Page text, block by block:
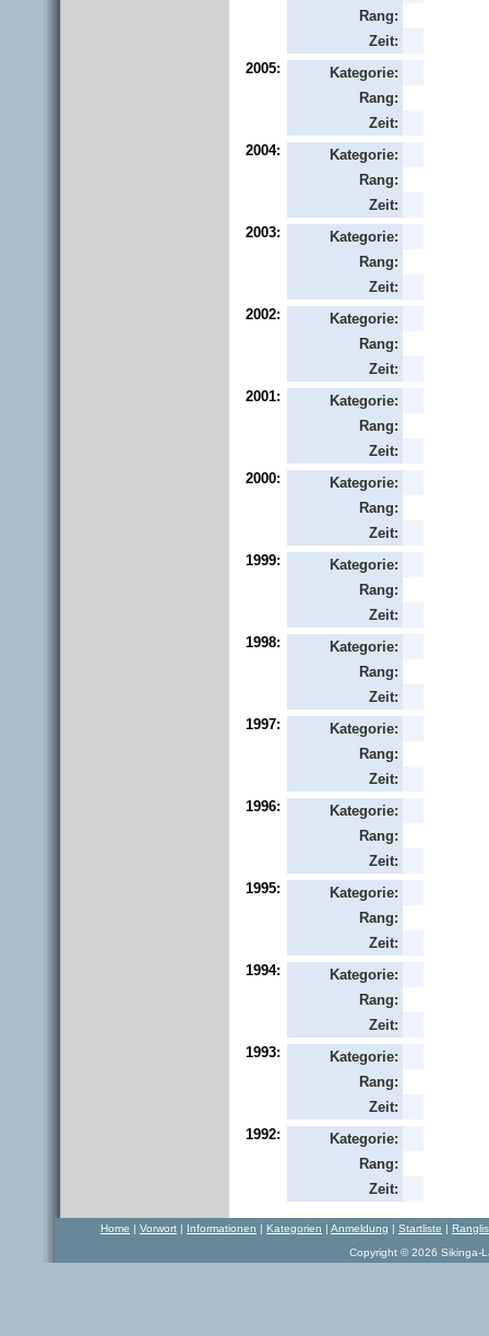
Rang:
Zeit:
2005:
Kategorie:
Rang:
Zeit:
2004:
Kategorie:
Rang:
Zeit:
2003:
Kategorie:
Rang:
Zeit:
2002:
Kategorie:
Rang:
Zeit:
2001:
Kategorie:
Rang:
Zeit:
2000:
Kategorie:
Rang:
Zeit:
1999:
Kategorie:
Rang:
Zeit:
1998:
Kategorie:
Rang:
Zeit:
1997:
Kategorie:
Rang:
Zeit:
1996:
Kategorie:
Rang:
Zeit:
1995:
Kategorie:
Rang:
Zeit:
1994:
Kategorie:
Rang:
Zeit:
1993:
Kategorie:
Rang:
Zeit:
1992:
Kategorie:
Rang:
Zeit:
Home | Vorwort | Informationen | Kategorien | Anmeldung | Startliste |
Copyright © 2026 Sikinga-